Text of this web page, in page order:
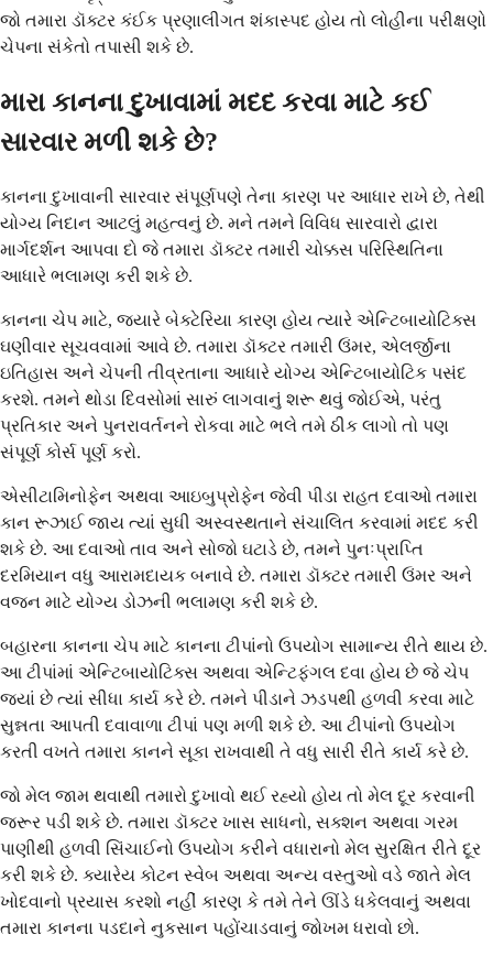
જો તમારા ડૉક્ટર કંઈક પ્રણાલીગત શંકાસ્પદ હોય તો લોહીના પરીક્ષણો
ચેપના સંકેતો તપાસી શકે છે.
મારા કાનના દુખાવામાં મદદ કરવા માટે કઈ
સારવાર મળી શકે છે?
કાનના દુખાવાની સારવાર સંપૂર્ણપણે તેના કારણ પર આધાર રાખે છે, તેથી
યોગ્ય નિદાન આટલું મહત્વનું છે. મને તમને વિવિધ સારવારો દ્વારા
માર્ગદર્શન આપવા દો જે તમારા ડૉક્ટર તમારી ચોક્કસ પરિસ્થિતિના
આધારે ભલામણ કરી શકે છે.
કાનના ચેપ માટે, જ્યારે બેક્ટેરિયા કારણ હોય ત્યારે એન્ટિબાયોટિક્સ
ઘણીવાર સૂચવવામાં આવે છે. તમારા ડૉક્ટર તમારી ઉંમર, એલર્જીના
ઇતિહાસ અને ચેપની તીવ્રતાના આધારે યોગ્ય એન્ટિબાયોટિક પસંદ
કરશે. તમને થોડા દિવસોમાં સારું લાગવાનું શરૂ થવું જોઈએ, પરંતુ
પ્રતિકાર અને પુનરાવર્તનને રોકવા માટે ભલે તમે ઠીક લાગો તો પણ
સંપૂર્ણ કોર્સ પૂર્ણ કરો.
એસીટામિનોફેન અથવા આઇબુપ્રોફેન જેવી પીડા રાહત દવાઓ તમારા
કાન રૂઝાઈ જાય ત્યાં સુધી અસ્વસ્થતાને સંચાલિત કરવામાં મદદ કરી
શકે છે. આ દવાઓ તાવ અને સોજો ઘટાડે છે, તમને પુનઃપ્રાપ્તિ
દરમિયાન વધુ આરામદાયક બનાવે છે. તમારા ડૉક્ટર તમારી ઉંમર અને
વજન માટે યોગ્ય ડોઝની ભલામણ કરી શકે છે.
બહારના કાનના ચેપ માટે કાનના ટીપાંનો ઉપયોગ સામાન્ય રીતે થાય છે.
આ ટીપાંમાં એન્ટિબાયોટિક્સ અથવા એન્ટિફંગલ દવા હોય છે જે ચેપ
જ્યાં છે ત્યાં સીધા કાર્ય કરે છે. તમને પીડાને ઝડપથી હળવી કરવા માટે
સુન્નતા આપતી દવાવાળા ટીપાં પણ મળી શકે છે. આ ટીપાંનો ઉપયોગ
કરતી વખતે તમારા કાનને સૂકા રાખવાથી તે વધુ સારી રીતે કાર્ય કરે છે.
જો મેલ જામ થવાથી તમારો દુખાવો થઈ રહ્યો હોય તો મેલ દૂર કરવાની
જરૂર પડી શકે છે. તમારા ડૉક્ટર ખાસ સાધનો, સક્શન અથવા ગરમ
પાણીથી હળવી સિંચાઈનો ઉપયોગ કરીને વધારાનો મેલ સુરક્ષિત રીતે દૂર
કરી શકે છે. ક્યારેય કોટન સ્વેબ અથવા અન્ય વસ્તુઓ વડે જાતે મેલ
ખોદવાનો પ્રયાસ કરશો નહીં કારણ કે તમે તેને ઊંડે ધકેલવાનું અથવા
તમારા કાનના પડદાને નુકસાન પહોંચાડવાનું જોખમ ધરાવો છો.